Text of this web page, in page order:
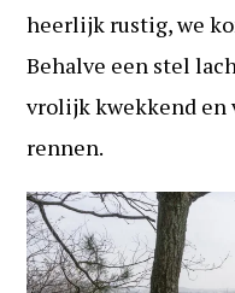
heerlijk rustig, we
Behalve een stel
vrolijk kwekkend en
rennen.